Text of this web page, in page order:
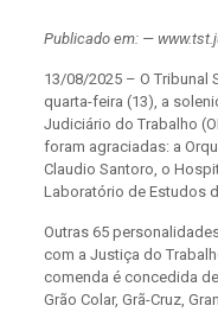
Publicado em: —
13/08/2025 – O Tribunal
quarta-feira (13), a
Judiciário do Trabalho
foram agraciadas: a
Claudio Santoro, o
Laboratório de Estudos
Outras 65
com a Justiça do
comenda é concedida
Grão Colar, Grã-Cruz,